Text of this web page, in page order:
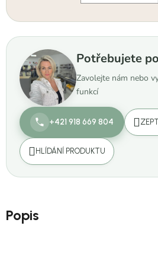
Potřebujete
Zavolejte nám nebo
funkcí
+421 918 669 804
HLÍDÁNÍ PRODUKTU
Popis